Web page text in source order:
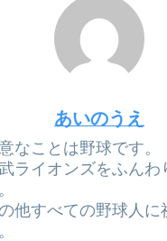
あいのうえ
なことは野球です。
ライオンズをふんわ
他すべての野球人に